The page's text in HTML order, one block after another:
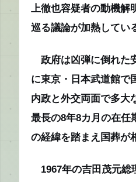
上徹也容疑者の動機
巡る議論が加熱してい
政府は凶弾に倒れた
に東京・日本武道館で
内政と外交両面で多大
最長の8年8カ月の在任
の経緯を踏まえ国葬が
1967年の吉田茂元総